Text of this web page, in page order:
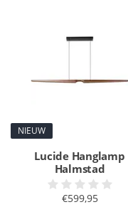
NIEUW
Lucide Hanglamp
Halmstad
€599,95